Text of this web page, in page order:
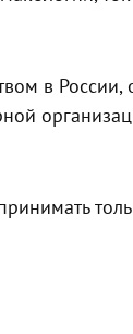
в России,